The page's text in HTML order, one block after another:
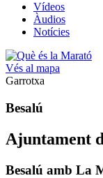
Vídeos
Àudios
Notícies
Vés al mapa
Garrotxa
Besalú
Ajuntament
Besalú amb La